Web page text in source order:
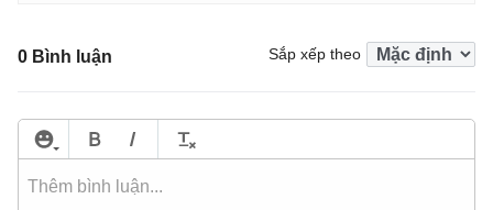
0 Bình luận Sắp xếp theo